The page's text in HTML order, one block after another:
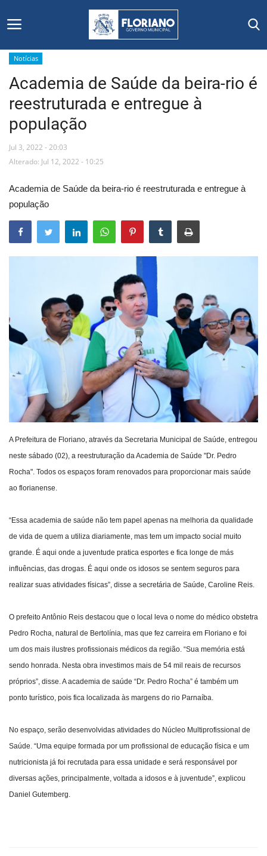
Início
Editais
Floriano
Mural de Licitações
Notícias
Contato
Notícias
Academia de Saúde da beira-rio é
reestruturada e entregue à
população
Jul 3, 2022 - 20:03
Alterado: Jul 12, 2022 - 10:25
Academia de Saúde da beira-rio é reestruturada e entregue à
população
A Prefeitura de Floriano, através da Secretaria Municipal de Saúde, entregou
neste sábado (02), a reestruturação da Academia de Saúde "Dr. Pedro
Rocha". Todos os espaços foram renovados para proporcionar mais saúde
ao florianense.
“Essa academia de saúde não tem papel apenas na melhoria da qualidade
de vida de quem a utiliza diariamente, mas tem um impacto social muito
grande. É aqui onde a juventude pratica esportes e fica longe de más
influências, das drogas. É aqui onde os idosos se sentem seguros para
realizar suas atividades físicas”, disse a secretária de Saúde, Caroline Reis.
O prefeito Antônio Reis destacou que o local leva o nome do médico obstetra
Pedro Rocha, natural de Bertolínia, mas que fez carreira em Floriano e foi
um dos mais ilustres profissionais médicos da região. “Sua memória está
sendo honrada. Nesta obra investimos mais de 54 mil reais de recursos
próprios”, disse. A academia de saúde “Dr. Pedro Rocha” é também um
ponto turístico, pois fica localizada às margens do rio Parnaíba.
No espaço, serão desenvolvidas atividades do Núcleo Multiprofissional de
Saúde. “Uma equipe formada por um profissional de educação física e um
nutricionista já foi recrutada para essa unidade e será responsável por
diversas ações, principalmente, voltada a idosos e à juventude”, explicou
Daniel Gutemberg.